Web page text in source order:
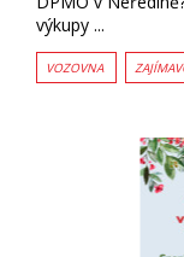
výkupy ...
VOZOVNA